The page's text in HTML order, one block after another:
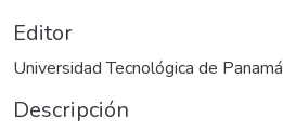
Editor
Universidad Tecnológica de Panamá
Descripción